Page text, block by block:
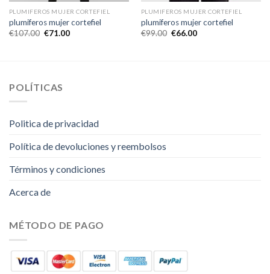
PLUMIFEROS MUJER CORTEFIEL
plumiferos mujer cortefiel
€107.00 €71.00
PLUMIFEROS MUJER CORTEFIEL
plumiferos mujer cortefiel
€99.00 €66.00
POLÍTICAS
Politica de privacidad
Política de devoluciones y reembolsos
Términos y condiciones
Acerca de
MÉTODO DE PAGO